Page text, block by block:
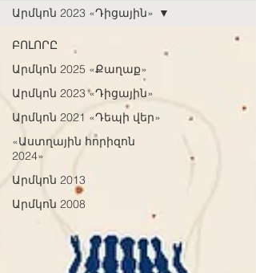
ԲՈԼՈՐԸ
Արմկոն 2025 «Քաղաք»
Արմկոն 2023 «Դիցային»
Արմկոն 2021 «Դեպի վեր»
«Աստղային հորիզոն
2024»
Արմկոն 2013
Արմկոն 2008
Արմկոն 2023 «Դիցային»